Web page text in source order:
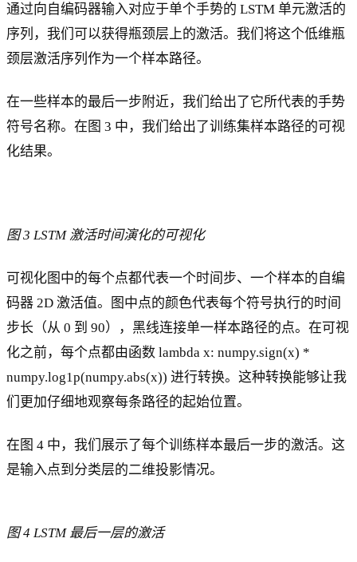
通过向自编码器输入对应于单个手势的 LSTM 单元激活的
序列，我们可以获得瓶颈层上的激活。我们将这个低维瓶
颈层激活序列作为一个样本路径。
在一些样本的最后一步附近，我们给出了它所代表的手势
符号名称。在图 3 中，我们给出了训练集样本路径的可视
化结果。
图 3 LSTM 激活时间演化的可视化
可视化图中的每个点都代表一个时间步、一个样本的自编
码器 2D 激活值。图中点的颜色代表每个符号执行的时间
步长（从 0 到 90），黑线连接单一样本路径的点。在可视
化之前，每个点都由函数 lambda x: numpy.sign(x) *
numpy.log1p(numpy.abs(x)) 进行转换。这种转换能够让我
们更加仔细地观察每条路径的起始位置。
在图 4 中，我们展示了每个训练样本最后一步的激活。这
是输入点到分类层的二维投影情况。
图 4 LSTM 最后一层的激活